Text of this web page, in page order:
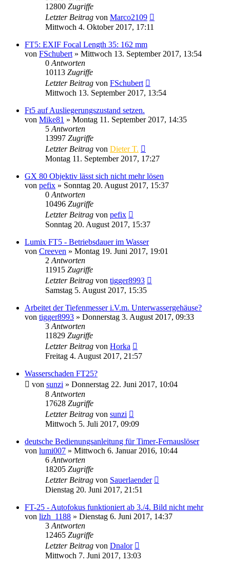
12800 Zugriffe
Letzter Beitrag von Marco2109
Mittwoch 4. Oktober 2017, 17:11
FT5: EXIF Focal Length 35: 162 mm
von FSchubert » Mittwoch 13. September 2017, 13:54
0 Antworten
10113 Zugriffe
Letzter Beitrag von FSchubert
Mittwoch 13. September 2017, 13:54
Ft5 auf Ausliegerungszustand setzen.
von Mike81 » Montag 11. September 2017, 14:35
5 Antworten
13997 Zugriffe
Letzter Beitrag von Dieter T.
Montag 11. September 2017, 17:27
GX 80 Objektiv lässt sich nicht mehr lösen
von pefix » Sonntag 20. August 2017, 15:37
0 Antworten
10496 Zugriffe
Letzter Beitrag von pefix
Sonntag 20. August 2017, 15:37
Lumix FT5 - Betriebsdauer im Wasser
von Creeven » Montag 19. Juni 2017, 19:01
2 Antworten
11915 Zugriffe
Letzter Beitrag von tigger8993
Samstag 5. August 2017, 15:35
Arbeitet der Tiefenmesser i.V.m. Unterwassergehäuse?
von tigger8993 » Donnerstag 3. August 2017, 09:33
3 Antworten
11829 Zugriffe
Letzter Beitrag von Horka
Freitag 4. August 2017, 21:57
Wasserschaden FT25?
von sunzi » Donnerstag 22. Juni 2017, 10:04
8 Antworten
17628 Zugriffe
Letzter Beitrag von sunzi
Mittwoch 5. Juli 2017, 09:09
deutsche Bedienungsanleitung für Timer-Fernauslöser
von lumi007 » Mittwoch 6. Januar 2016, 10:44
6 Antworten
18205 Zugriffe
Letzter Beitrag von Sauerlaender
Dienstag 20. Juni 2017, 21:51
FT-25 - Autofokus funktioniert ab 3./4. Bild nicht mehr
von lizh_1188 » Dienstag 6. Juni 2017, 14:37
3 Antworten
12465 Zugriffe
Letzter Beitrag von Dnalor
Mittwoch 7. Juni 2017, 13:03